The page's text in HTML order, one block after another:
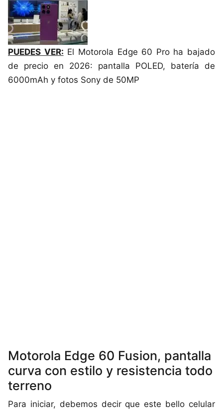
PUEDES VER: El Motorola Edge 60 Pro ha bajado
de precio en 2026: pantalla POLED, batería de
6000mAh y fotos Sony de 50MP
Motorola Edge 60 Fusion, pantalla
curva con estilo y resistencia todo
terreno
Para iniciar, debemos decir que este bello celular